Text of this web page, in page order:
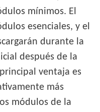
mínimos. El
esenciales, y el
durante la
después de la
ventaja es
más
módulos de la